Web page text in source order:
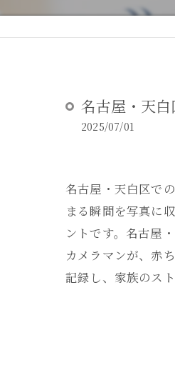
名古屋・天
2025/07/01
名古屋・天白区で
まる瞬間を写真に
ントです。名古屋
カメラマンが、赤
記録し、家族のス